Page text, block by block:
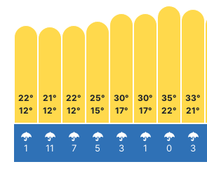
22°
12°
1
21°
12°
11
22°
12°
7
25°
15°
5
30°
17°
3
30°
17°
1
35°
22°
0
33°
21°
3